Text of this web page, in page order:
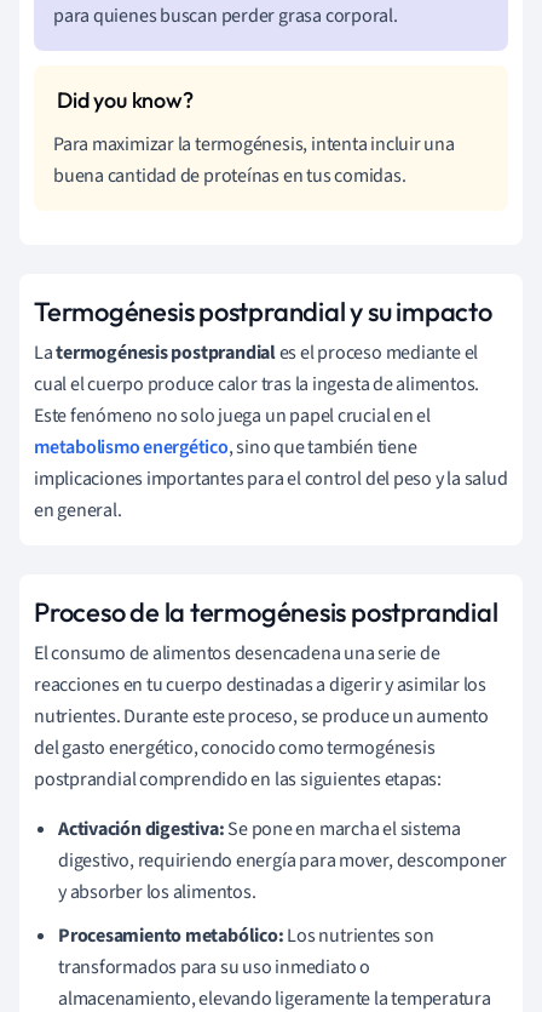
para quienes buscan perder grasa corporal.
Para maximizar la termogénesis, intenta incluir una
buena cantidad de proteínas en tus comidas.
Termogénesis postprandial y su impacto
Latermogénesis postprandiales el proceso mediante el
cual el cuerpo produce calor tras la ingesta de alimentos.
Este fenómeno no solo juega un papel crucial en el
metabolismo energético, sino que también tiene
implicaciones importantes para el control del peso y la salud
en general.
Proceso de la termogénesis postprandial
El consumo de alimentos desencadena una serie de
reacciones en tu cuerpo destinadas a digerir y asimilar los
nutrientes. Durante este proceso, se produce un aumento
del gasto energético, conocido como termogénesis
postprandial comprendido en las siguientes etapas:
Activación digestiva:Se pone en marcha el sistema
digestivo, requiriendo energía para mover, descomponer
y absorber los alimentos.
Procesamiento metabólico:Los nutrientes son
transformados para su uso inmediato o
almacenamiento, elevando ligeramente la temperatura